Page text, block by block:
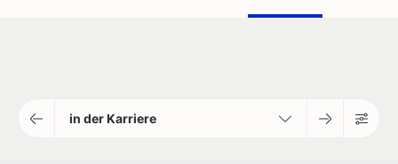
in der Karriere